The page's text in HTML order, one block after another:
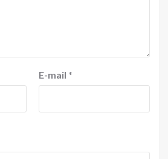
E-mail *